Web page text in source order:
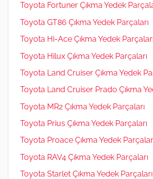
Toyota Fortuner Çıkma Yedek
Toyota GT86 Çıkma Yedek Parçaları
Toyota Hi-Ace Çıkma Yedek
Toyota Hilux Çıkma Yedek Parçaları
Toyota Land Cruiser Çıkma Yedek
Toyota Land Cruiser Prado Çıkma
Toyota MR2 Çıkma Yedek Parçaları
Toyota Prius Çıkma Yedek Parçaları
Toyota Proace Çıkma Yedek
Toyota RAV4 Çıkma Yedek Parçaları
Toyota Starlet Çıkma Yedek Parçaları